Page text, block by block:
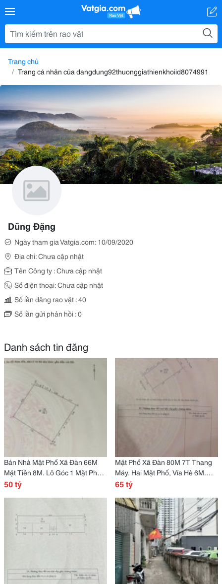
Trang chủ
Trang cá nhân của dangdung92thuonggiathienkhoiid8074991
Dũng Đặng
Ngày tham gia Vatgia.com: 10/09/2020
Địa chỉ: Chưa cập nhật
Tên Công ty : Chưa cập nhật
Số điện thoại: Chưa cập nhật
Số lần đăng rao vặt : 40
Số lần gửi phản hồi : 0
Danh sách tin đăng
Bán Nhà Mặt Phố Xã Đàn 66M
Mặt Tiền 8M. Lô Góc 1 Mặt Phố 1
Mặt Ngõ. Kd Đỉnh Cao
50 tỷ
Mặt Phố Xã Đàn 80M 7T Thang
Máy. Hai Mặt Phố, Vỉa Hè 6M.
Đang Cho Thuê 150Tr/Th
65 tỷ